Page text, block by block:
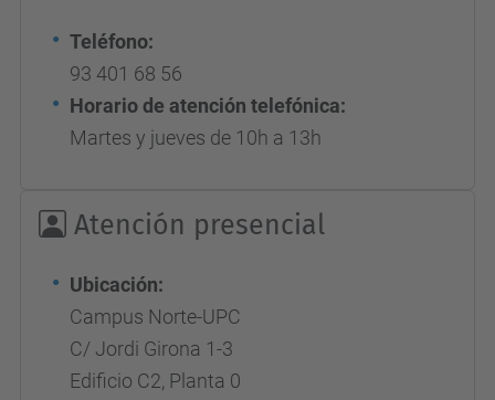
Teléfono:
93 401 68 56
Horario de atención telefónica:
Martes y jueves de 10h a 13h
Atención presencial
Ubicación:
Campus Norte-UPC
C/ Jordi Girona 1-3
Edificio C2, Planta 0